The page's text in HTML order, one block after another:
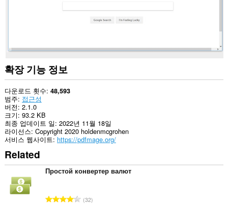
스
수
있
습
니
다.
이
확
장
기
능
은
탭
색
활
확장 기능 정보
다운로드 횟수 48,593
범주 접근성
버전 2.1.0
크기 93.2 KB
최종 업데이트 일 2022년 11월 18일
라이선스 Copyright 2020 holdenmcgrohen
서비스 웹사이트 https://pdfmage.org/
Related
Простой конвертер валют
총32